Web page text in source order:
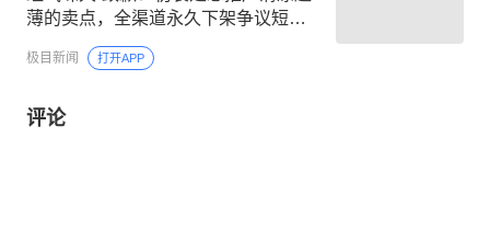
薄的卖点，全渠道永久下架争议短视
频，全面清查所有营销素材
极目新闻 打开APP
评论